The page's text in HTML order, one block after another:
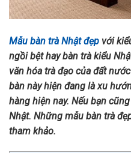
Mẫu bàn trà Nhật đẹp với
ngồi bệt hay bàn trà kiểu
văn hóa trà đạo của đất
bàn này hiện đang là xu
hàng hiện nay. Nếu bạn
Nhật. Những mẫu bàn trà
tham khảo.